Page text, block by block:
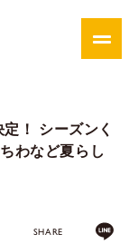
！ シーズンく
わなど夏らし
SHARE